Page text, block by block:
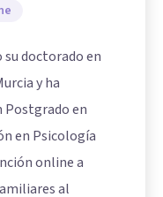
doctorado en
y ha
Postgrado en
en Psicología
online a
al